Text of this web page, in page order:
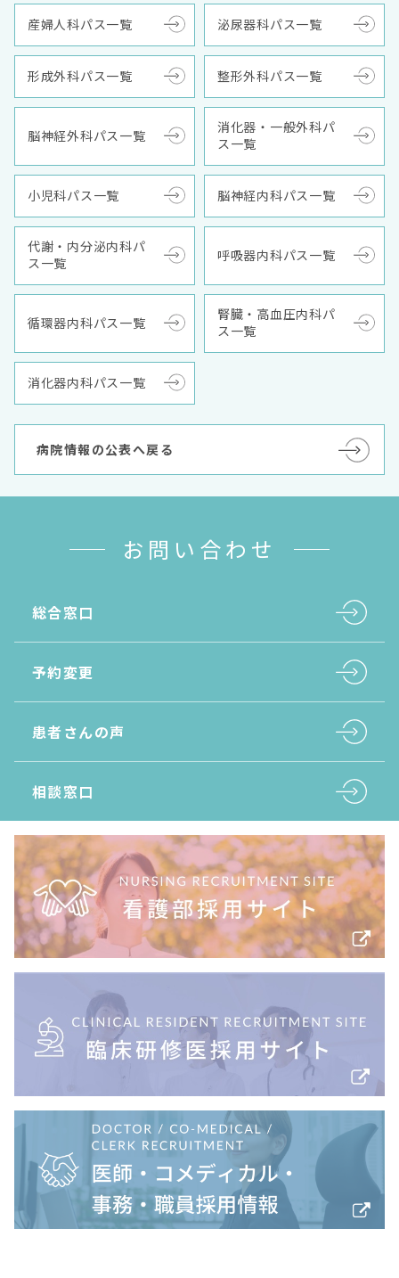
産婦人科パス一覧 泌尿器科パス一覧
形成外科パス一覧 整形外科パス一覧
脳神経外科パス一覧
消化器・一般外科パ
ス一覧
小児科パス一覧 脳神経内科パス一覧
代謝・内分泌内科パ
ス一覧
呼吸器内科パス一覧
循環器内科パス一覧
腎臓・高血圧内科パ
ス一覧
消化器内科パス一覧
病院情報の公表へ戻る
お問い合わせ
総合窓口
予約変更
患者さんの声
相談窓口